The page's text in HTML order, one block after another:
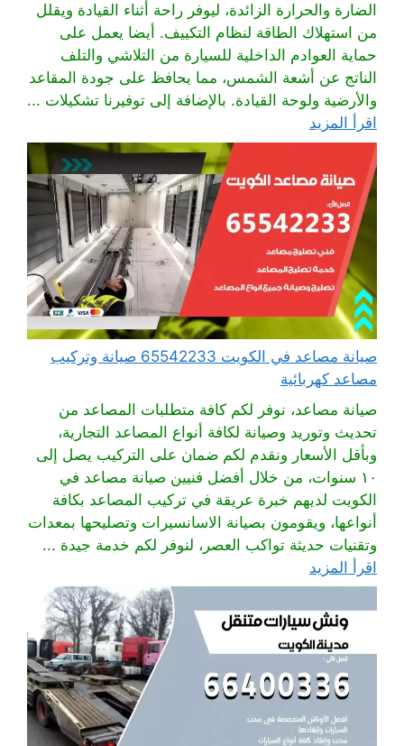
الضارة والحرارة الزائدة، ليوفر راحة أثناء القيادة ويقلل
من استهلاك الطاقة لنظام التكييف. أيضا يعمل على
حماية العوادم الداخلية للسيارة من التلاشي والتلف
الناتج عن أشعة الشمس، مما يحافظ على جودة المقاعد
والأرضية ولوحة القيادة. بالإضافة إلى توفيرنا تشكيلات ...
اقرأ المزيد
صيانة مصاعد في الكويت 65542233 صيانة وتركيب
مصاعد كهربائية
صيانة مصاعد، نوفر لكم كافة متطلبات المصاعد من
تحديث وتوريد وصيانة لكافة أنواع المصاعد التجارية،
وبأقل الأسعار ونقدم لكم ضمان على التركيب يصل إلى
١٠ سنوات، من خلال أفضل فنيين صيانة مصاعد في
الكويت لديهم خبرة عريقة في تركيب المصاعد بكافة
أنواعها، ويقومون بصيانة الاسانسيرات وتصليحها بمعدات
وتقنيات حديثة تواكب العصر، لنوفر لكم خدمة جيدة ...
اقرأ المزيد